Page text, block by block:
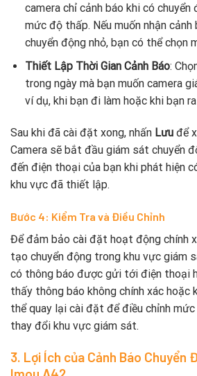
camera chỉ cảnh báo khi có chuyển
mức độ thấp. Nếu muốn nhận
chuyển động nhỏ, bạn có thể chọn
Thiết Lập Thời Gian Cảnh Báo:
trong ngày mà bạn muốn camera
ví dụ, khi bạn đi làm hoặc khi bạn
Sau khi đã cài đặt xong, nhấn Lưu để
Camera sẽ bắt đầu giám sát chuyển
đến điện thoại của bạn khi phát hiện
khu vực đã thiết lập.
Bước 4: Kiểm Tra và Điều Chỉnh
Để đảm bảo cài đặt hoạt động chính
tạo chuyển động trong khu vực giám
có thông báo được gửi tới điện thoại
thấy thông báo không chính xác hoặc
thể quay lại cài đặt để điều chỉnh
thay đổi khu vực giám sát.
3. Lợi Ích của Cảnh Báo Chuyển